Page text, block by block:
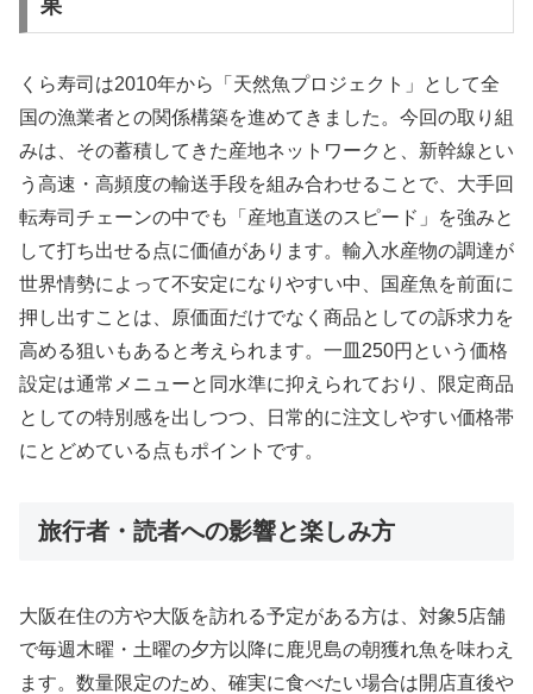
果
くら寿司は2010年から「天然魚プロジェクト」として全
国の漁業者との関係構築を進めてきました。今回の取り組
みは、その蓄積してきた産地ネットワークと、新幹線とい
う高速・高頻度の輸送手段を組み合わせることで、大手回
転寿司チェーンの中でも「産地直送のスピード」を強みと
して打ち出せる点に価値があります。輸入水産物の調達が
世界情勢によって不安定になりやすい中、国産魚を前面に
押し出すことは、原価面だけでなく商品としての訴求力を
高める狙いもあると考えられます。一皿250円という価格
設定は通常メニューと同水準に抑えられており、限定商品
としての特別感を出しつつ、日常的に注文しやすい価格帯
にとどめている点もポイントです。
旅行者・読者への影響と楽しみ方
大阪在住の方や大阪を訪れる予定がある方は、対象5店舗
で毎週木曜・土曜の夕方以降に鹿児島の朝獲れ魚を味わえ
ます。数量限定のため、確実に食べたい場合は開店直後や